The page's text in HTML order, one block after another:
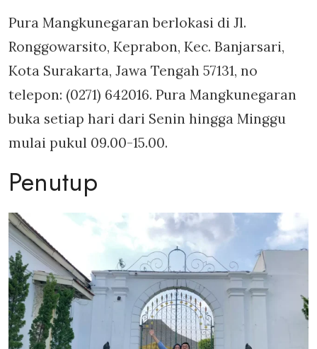
Pura Mangkunegaran berlokasi di Jl.
Ronggowarsito, Keprabon, Kec. Banjarsari,
Kota Surakarta, Jawa Tengah 57131, no
telepon: (0271) 642016. Pura Mangkunegaran
buka setiap hari dari Senin hingga Minggu
mulai pukul 09.00-15.00.
Penutup